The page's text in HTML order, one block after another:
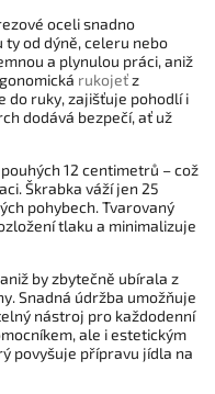
oceli snadno
od dýně, celeru nebo
a plynulou práci, aniž
rukojeťz
do ruky, zajišťuje pohodlí i
dodává bezpečí, ať už
12 centimetrů – což
Škrabka váží jen 25
pohybech. Tvarovaný
tlaku a minimalizuje
by zbytečně ubírala z
Snadná údržba umožňuje
nástroj pro každodenní
ale i estetickým
povyšuje přípravu jídla na